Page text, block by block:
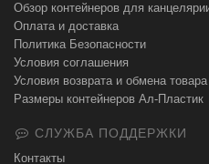
Обзор контейнеров для
Оплата и доставка
Политика Безопасности
Условия соглашения
Условия возврата и обмена товара
Размеры контейнеров Ал-Пластик
СЛУЖБА ПОДДЕРЖКИ
Контакты